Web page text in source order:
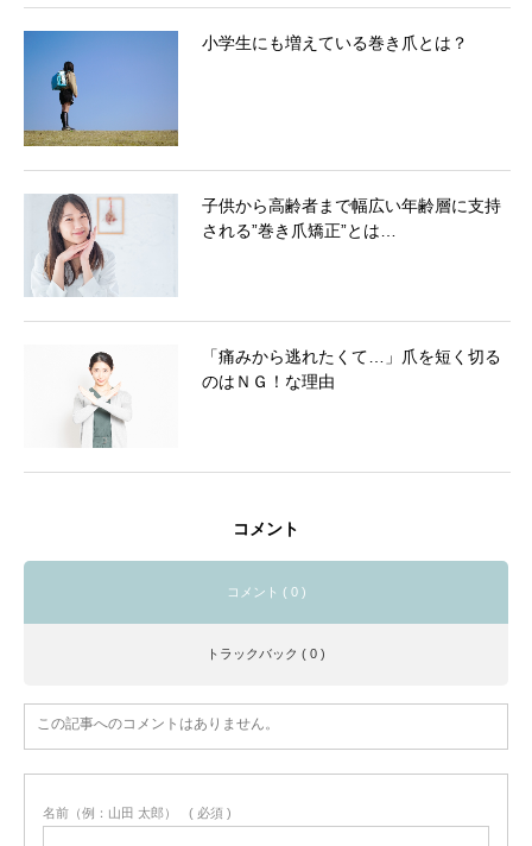
小学生にも増えている巻き爪とは？
子供から高齢者まで幅広い年齢層に支持
される”巻き爪矯正”とは…
「痛みから逃れたくて…」爪を短く切る
のはＮＧ！な理由
コメント
コメント ( 0 )
トラックバック ( 0 )
この記事へのコメントはありません。
名前（例：山田 太郎） ( 必須 )